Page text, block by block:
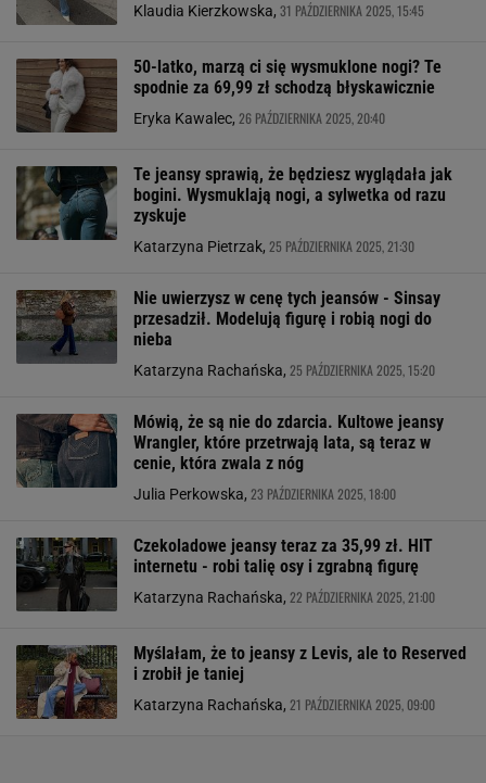
Klaudia Kierzkowska, 31 PAŹDZIERNIKA 2025, 15:45
50-latko, marzą ci się wysmuklone nogi? Te
spodnie za 69,99 zł schodzą błyskawicznie
Eryka Kawalec, 26 PAŹDZIERNIKA 2025, 20:40
Te jeansy sprawią, że będziesz wyglądała jak
bogini. Wysmuklają nogi, a sylwetka od razu
zyskuje
Katarzyna Pietrzak, 25 PAŹDZIERNIKA 2025, 21:30
Nie uwierzysz w cenę tych jeansów - Sinsay
przesadził. Modelują figurę i robią nogi do
nieba
Katarzyna Rachańska, 25 PAŹDZIERNIKA 2025, 15:20
Mówią, że są nie do zdarcia. Kultowe jeansy
Wrangler, które przetrwają lata, są teraz w
cenie, która zwala z nóg
Julia Perkowska, 23 PAŹDZIERNIKA 2025, 18:00
Czekoladowe jeansy teraz za 35,99 zł. HIT
internetu - robi talię osy i zgrabną figurę
Katarzyna Rachańska, 22 PAŹDZIERNIKA 2025, 21:00
Myślałam, że to jeansy z Levis, ale to Reserved
i zrobił je taniej
Katarzyna Rachańska, 21 PAŹDZIERNIKA 2025, 09:00